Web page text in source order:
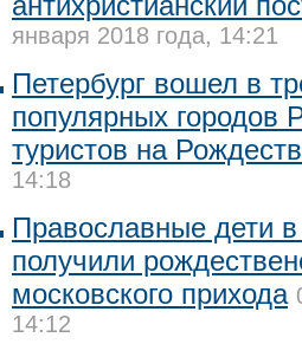
января 2018 года, 14:21
Петербург вошел в
популярных городов
туристов на
14:18
Православные дети
получили
московского прихода
14:12